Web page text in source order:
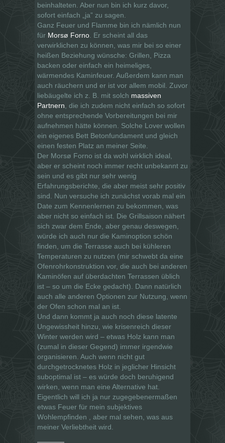
beinhalteten. Aber nun bin ich kurz davor,
sofort einfach „ja” zu sagen.
Ganz Feuer und Flamme bin ich nämlich nun
für Morsø Forno . Er scheint all das
verwirklichen zu können, was mir bei so einer
heißen Beziehung wünsche: Grillen, Pizza
backen oder einfach ein heimeliges,
wärmendes Kaminfeuer. Außerdem kann man
auch räuchern und er ist vor allem mobil. Zuvor
liebäugelte ich z. B. mit solch massiven
Partnern , die ich zudem nicht einfach so sofort
ohne entsprechende Vorbereitungen bei mir
aufnehmen hätte können. Solche Lover wollen
ein eigenes Bett Betonfundament und gleich
einen festen Platz an meiner Seite.
Der Morsø Forno ist da wohl wirklich ideal,
aber er scheint noch immer recht unbekannt zu
sein und es gibt nur sehr wenig
Erfahrungsberichte, die aber meist sehr positiv
sind. Nun versuche ich zunächst vorab mal ein
Date zum Kennenlernen zu bekommen, was
aber nicht so einfach ist. Die Grillsaison nähert
sich zwar dem Ende, aber genau deswegen,
würde ich auch nur die Kaminoption schön
finden, um die Terrasse auch bei kühleren
Temperaturen zu nutzen (mir schwebt da eine
Ofenrohrkonstruktion vor, die auch bei anderen
Kaminöfen auf überdachten Terrassen üblich
ist – so um die Ecke gedacht). Dann natürlich
auch alle anderen Optionen zur Nutzung, wenn
der Ofen schon mal an ist.
Und dann kommt ja auch noch diese latente
Ungewissheit hinzu, wie krisenreich dieser
Winter werden wird – etwas Holz kann man
(zumal in dieser Gegend) immer irgendwie
organisieren. Auch wenn nicht gut
durchgetrocknetes Holz in jeglicher Hinsicht
suboptimal ist – es würde doch beruhigend
wirken, wenn man eine Alternative hat.
Eigentlich will ich ja nur zugegebenermaßen
etwas Feuer für mein subjektives
Wohlempfinden , aber mal sehen, was aus
meiner Verliebtheit wird.